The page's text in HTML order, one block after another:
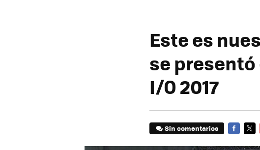
Este es
se presentó
I/O 2017
Sin comentarios